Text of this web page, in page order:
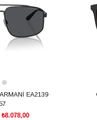
EA2139
₺8.078,00